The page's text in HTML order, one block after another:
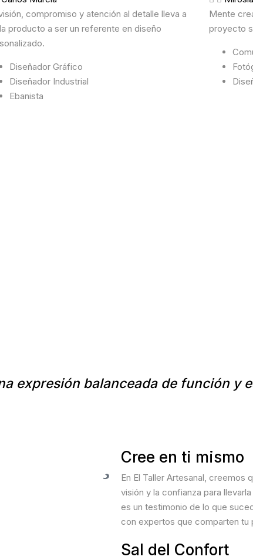
compromiso y atención al detalle lleva a
producto a ser un referente en diseño
Diseñador Gráfico
Diseñador Industrial
Ebanista
Mente
proyecto
expresión balanceada de función y
Cree en ti mismo
En El Taller Artesanal, creemos
visión y la confianza para
es un testimonio de lo que
con expertos que comparten tu
Sal del Confort